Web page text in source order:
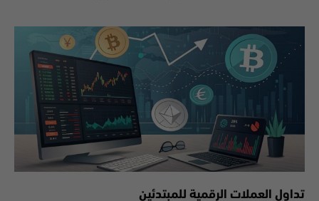
تداول العملات الرقمية للمبتدئين